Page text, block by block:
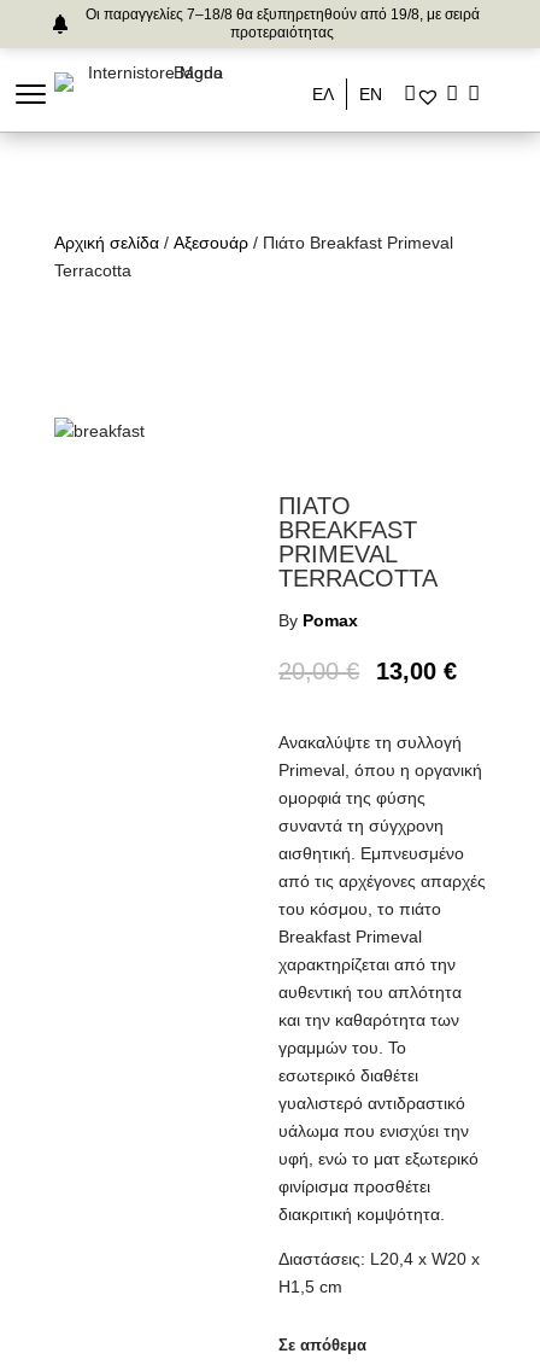
Οι παραγγελίες 7–18/8 θα εξυπηρετηθούν από 19/8, με σειρά
προτεραιότητας
ΕΛ ΕΝ
Αρχική σελίδα/ Αξεσουάρ/ Πιάτο Breakfast Primeval
Terracotta
ΠΙΑΤΟ
BREAKFAST
PRIMEVAL
TERRACOTTA
By Pomax
20,00€ 13,00€
Ανακαλύψτε τη συλλογή
Primeval, όπου η οργανική
ομορφιά της φύσης
συναντά τη σύγχρονη
αισθητική. Εμπνευσμένο
από τις αρχέγονες απαρχές
του κόσμου, το πιάτο
Breakfast Primeval
χαρακτηρίζεται από την
αυθεντική του απλότητα
και την καθαρότητα των
γραμμών του. Το
εσωτερικό διαθέτει
γυαλιστερό αντιδραστικό
υάλωμα που ενισχύει την
υφή, ενώ το ματ εξωτερικό
φινίρισμα προσθέτει
διακριτική κομψότητα.
Διαστάσεις: L20,4 x W20 x
H1,5 cm
Σε απόθεμα